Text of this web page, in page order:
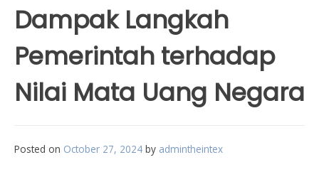
Dampak Langkah
Pemerintah terhadap
Nilai Mata Uang Negara
Posted on October 27, 2024 by admintheintex